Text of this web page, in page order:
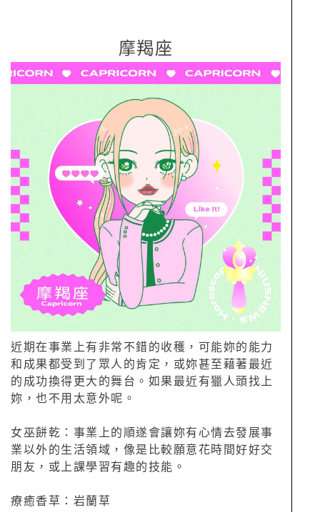
摩羯座
近期在事業上有非常不錯的收穫，可能妳的能力
和成果都受到了眾人的肯定，或妳甚至藉著最近
的成功換得更大的舞台。如果最近有獵人頭找上
妳，也不用太意外呢。
女巫餅乾：事業上的順遂會讓妳有心情去發展事
業以外的生活領域，像是比較願意花時間好好交
朋友，或上課學習有趣的技能。
療癒香草：岩蘭草